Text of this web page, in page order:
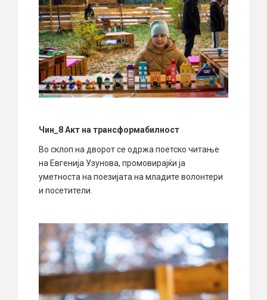
Чин_8 Акт на трансформабилност
Во склоп на дворот се одржа поетско читање
на Евгенија Узунова, промовирајќи ја
уметноста на поезијата на младите волонтери
и посетители.